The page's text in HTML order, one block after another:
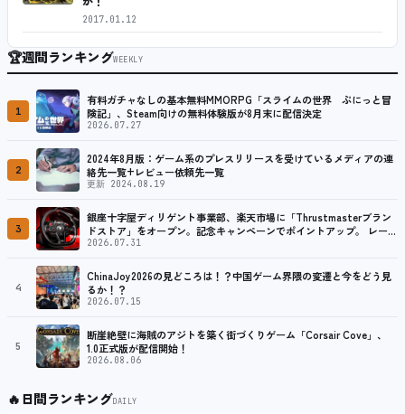
2017.01.12
🏆週間ランキングWEEKLY
1
有料ガチャなしの基本無料MMORPG「スライムの世界 ぷにっと冒
険記」、Steam向けの無料体験版が8月末に配信決定
2026.07.27
2
2024年8月版：ゲーム系のプレスリリースを受けているメディアの連
絡先一覧+レビュー依頼先一覧
更新 2024.08.19
3
銀座十字屋ディリゲント事業部、楽天市場に「Thrustmasterブラン
ドストア」をオープン。記念キャンペーンでポイントアップ。 レーシ
ング／フライトシム向けコントローラーを中心に、幅広くラインナッ
2026.07.31
4
ChinaJoy2026の見どころは！？中国ゲーム界隈の変遷と今をどう見
るか！？
2026.07.15
5
断崖絶壁に海賊のアジトを築く街づくりゲーム「Corsair Cove」、
1.0正式版が配信開始！
2026.08.06
🔥日間ランキングDAILY